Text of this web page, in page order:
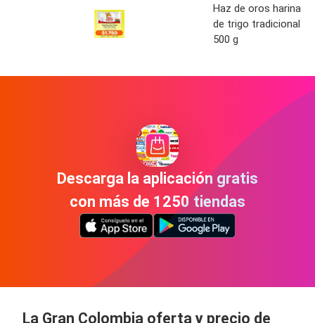
Haz de oros harina
de trigo tradicional
500 g
Descarga la aplicación gratis
con más de 1250 tiendas
La Gran Colombia oferta y precio de